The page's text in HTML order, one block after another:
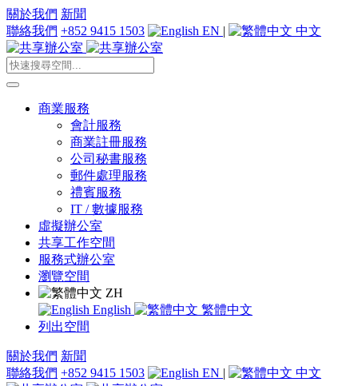
關於我們 新聞
聯絡我們 +852 9415 1503 EN | 中文
商業服務
會計服務
商業註冊服務
公司秘書服務
郵件處理服務
禮賓服務
IT / 數據服務
虛擬辦公室
共享工作空間
服務式辦公室
瀏覽空間
ZH
English
繁體中文
列出空間
關於我們 新聞
聯絡我們 +852 9415 1503 EN | 中文